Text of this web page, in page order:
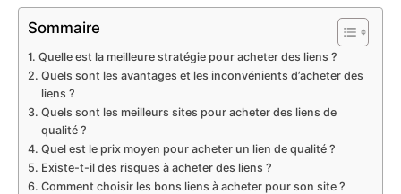
Sommaire
Quelle est la meilleure stratégie pour acheter des liens ?
Quels sont les avantages et les inconvénients d’acheter des
liens ?
Quels sont les meilleurs sites pour acheter des liens de
qualité ?
Quel est le prix moyen pour acheter un lien de qualité ?
Existe-t-il des risques à acheter des liens ?
Comment choisir les bons liens à acheter pour son site ?